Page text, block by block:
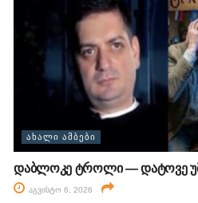
ᲐᲮᲐᲚᲘ ᲐᲛᲑᲔᲑᲘ
დაბლოკე ტროლი — დატოვე
აგვისტო 6, 2026